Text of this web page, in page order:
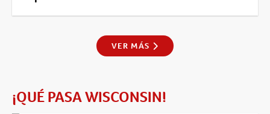
VER MÁS
¡QUÉ PASA WISCONSIN!